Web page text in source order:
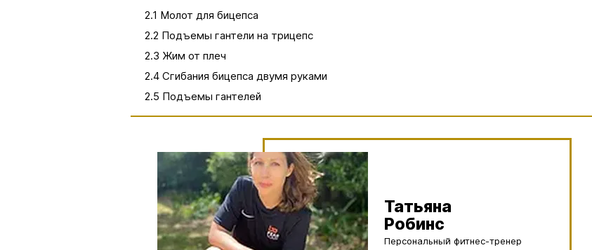
2.1 Молот для бицепса
2.2 Подъемы гантели на трицепс
2.3 Жим от плеч
2.4 Сгибания бицепса двумя руками
2.5 Подъемы гантелей
Татьяна
Робинс
Персональный фитнес-тренер